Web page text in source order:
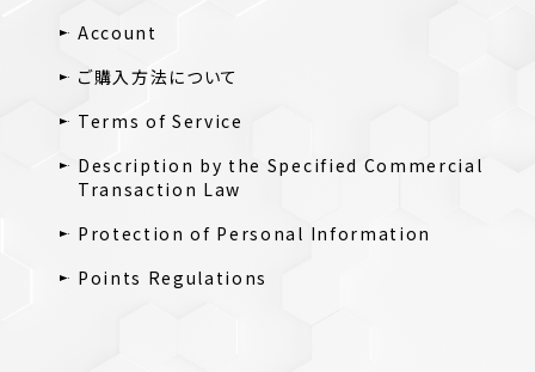
Account
ご購入方法について
Terms of Service
Description by the Specified Commercial
Transaction Law
Protection of Personal Information
Points Regulations